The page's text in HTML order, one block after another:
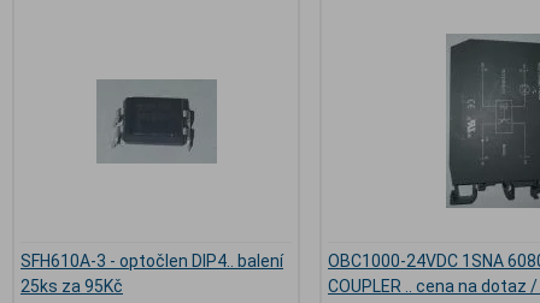
SFH610A-3 - optočlen DIP4.. balení
25ks za 95Kč
OBC1000-24VDC 1SNA
COUPLER .. cena na dotaz